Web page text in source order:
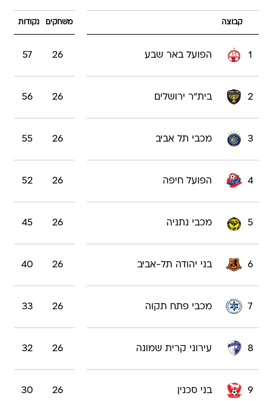
קבוצה משחקים נקודות
1 הפועל באר שבע 26
57
2 בית"ר ירושלים 26
56
3 מכבי תל אביב 26
55
4 הפועל חיפה 26
52
5 מכבי נתניה 26
45
6 בני יהודה תל-אביב 26
40
7 מכבי פתח תקוה 26
33
8 עירוני קרית שמונה 26
32
9 בני סכנין 26
30